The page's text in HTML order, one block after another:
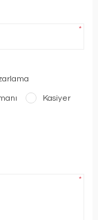
*
Kasiyer
*